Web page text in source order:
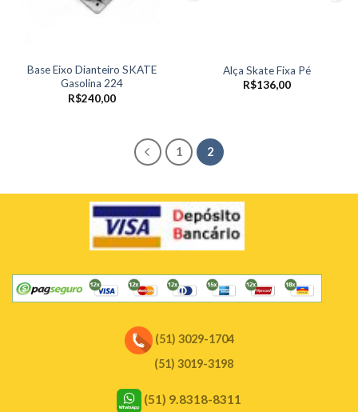
Base Eixo Dianteiro SKATE
Gasolina 224
R$240,00
Alça Skate Fixa Pé
R$136,00
1 2
(51) 3029-1704
(51) 3019-3198
(51) 9.8318-8311